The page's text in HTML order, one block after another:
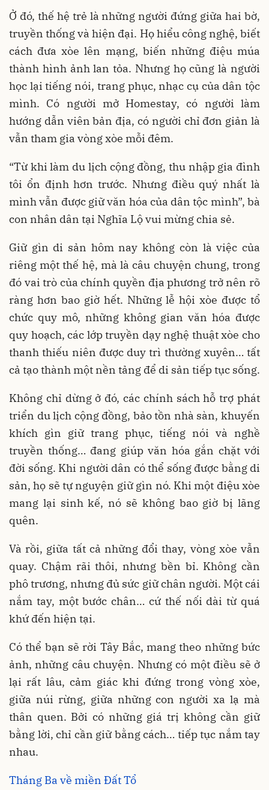
Ở đó, thế hệ trẻ là những người đứng giữa hai bờ,
truyền thống và hiện đại. Họ hiểu công nghệ, biết
cách đưa xòe lên mạng, biến những điệu múa
thành hình ảnh lan tỏa. Nhưng họ cũng là người
học lại tiếng nói, trang phục, nhạc cụ của dân tộc
mình. Có người mở Homestay, có người làm
hướng dẫn viên bản địa, có người chỉ đơn giản là
vẫn tham gia vòng xòe mỗi đêm.
“Từ khi làm du lịch cộng đồng, thu nhập gia đình
tôi ổn định hơn trước. Nhưng điều quý nhất là
mình vẫn được giữ văn hóa của dân tộc mình”, bà
con nhân dân tại Nghĩa Lộ vui mừng chia sẻ.
Giữ gìn di sản hôm nay không còn là việc của
riêng một thế hệ, mà là câu chuyện chung, trong
đó vai trò của chính quyền địa phương trở nên rõ
ràng hơn bao giờ hết. Những lễ hội xòe được tổ
chức quy mô, những không gian văn hóa được
quy hoạch, các lớp truyền dạy nghệ thuật xòe cho
thanh thiếu niên được duy trì thường xuyên… tất
cả tạo thành một nền tảng để di sản tiếp tục sống.
Không chỉ dừng ở đó, các chính sách hỗ trợ phát
triển du lịch cộng đồng, bảo tồn nhà sàn, khuyến
khích gìn giữ trang phục, tiếng nói và nghề
truyền thống… đang giúp văn hóa gắn chặt với
đời sống. Khi người dân có thể sống được bằng di
sản, họ sẽ tự nguyện giữ gìn nó. Khi một điệu xòe
mang lại sinh kế, nó sẽ không bao giờ bị lãng
quên.
Và rồi, giữa tất cả những đổi thay, vòng xòe vẫn
quay. Chậm rãi thôi, nhưng bền bỉ. Không cần
phô trương, nhưng đủ sức giữ chân người. Một cái
nắm tay, một bước chân… cứ thế nối dài từ quá
khứ đến hiện tại.
Có thể bạn sẽ rời Tây Bắc, mang theo những bức
ảnh, những câu chuyện. Nhưng có một điều sẽ ở
lại rất lâu, cảm giác khi đứng trong vòng xòe,
giữa núi rừng, giữa những con người xa lạ mà
thân quen. Bởi có những giá trị không cần giữ
bằng lời, chỉ cần giữ bằng cách… tiếp tục nắm tay
nhau.
Tháng Ba về miền Đất Tổ